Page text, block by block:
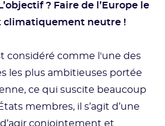
? Faire de l’Europe le
climatiquement neutre !
considéré comme l'une des
les plus ambitieuses portée
ce qui suscite beaucoup
membres, il s’agit d’une
conjointement et